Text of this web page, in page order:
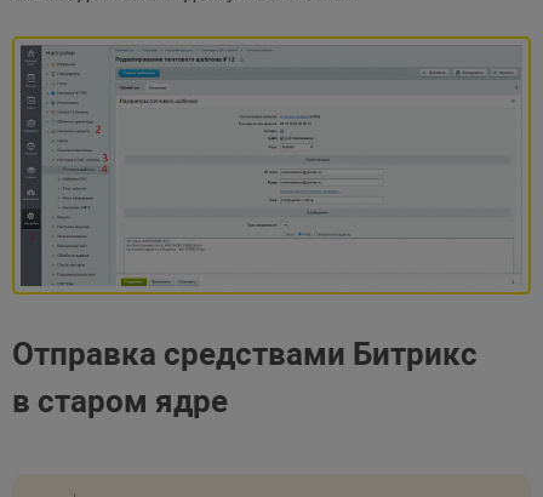
Отправка средствами Битрикс
в старом ядре